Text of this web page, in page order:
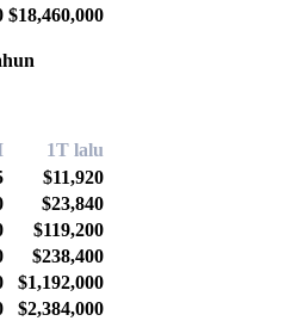
$18,460,000
1T lalu
$11,920
$23,840
$119,200
$238,400
$1,192,000
$2,384,000